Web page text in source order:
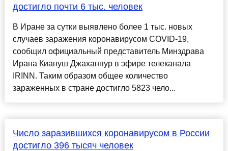
достигло почти 6 тыс. человек
В Иране за сутки выявлено более 1 тыс. новых
случаев заражения коронавирусом COVID-19,
сообщил официальный представитель Минздрава
Ирана Киануш Джаханпур в эфире телеканала
IRINN. Таким образом общее количество
зараженных в стране достигло 5823 чело...
Число заразившихся коронавирусом в России
достигло 396 тысяч человек